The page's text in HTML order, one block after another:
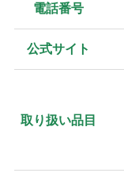
電話番号
公式サイト
取り扱い品目